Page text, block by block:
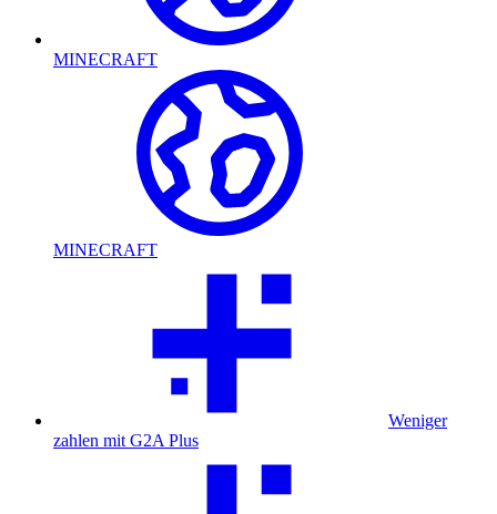
MINECRAFT
MINECRAFT
Weniger
zahlen mit G2A Plus